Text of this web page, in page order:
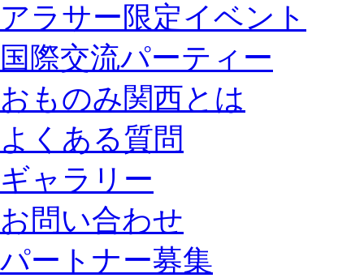
アラサー限定イベント
国際交流パーティー
おものみ関西とは
よくある質問
ギャラリー
お問い合わせ
パートナー募集